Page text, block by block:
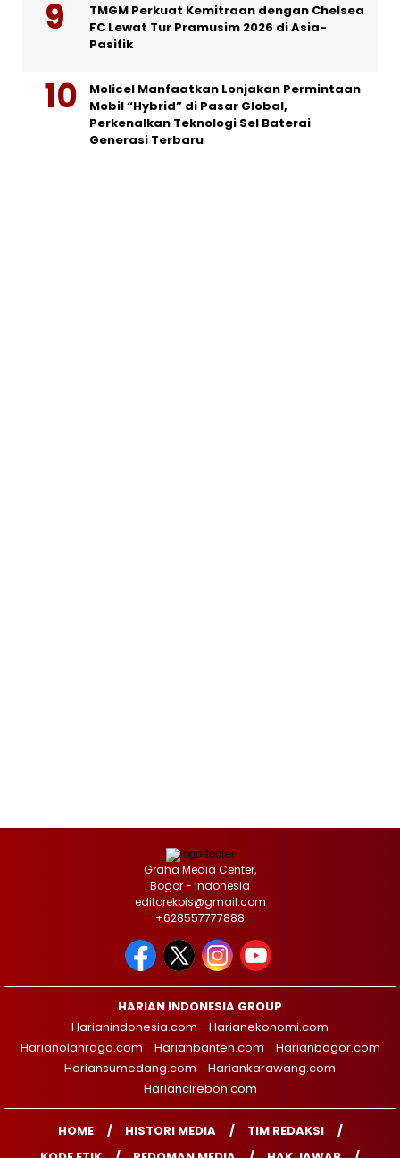
TMGM Perkuat Kemitraan dengan Chelsea
FC Lewat Tur Pramusim 2026 di Asia-
Pasifik
Molicel Manfaatkan Lonjakan Permintaan
Mobil “Hybrid” di Pasar Global,
Perkenalkan Teknologi Sel Baterai
Generasi Terbaru
Graha Media Center,
Bogor - Indonesia
editorekbis@gmail.com
+628557777888
HARIAN INDONESIA GROUP
Harianindonesia.com
Harianekonomi.com
Harianolahraga.com
Harianbanten.com
Harianbogor.com
Hariansumedang.com
Hariankarawang.com
Hariancirebon.com
HOME HISTORI MEDIA
TIM REDAKSI